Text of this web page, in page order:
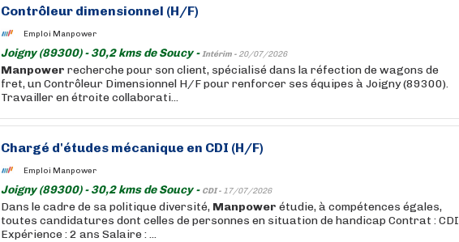
Contrôleur dimensionnel (H/F)
Emploi Manpower
Joigny (89300) - 30,2 kms de Soucy -Intérim - 20/07/2026
Manpower recherche pour son client, spécialisé dans la réfection de wagons de
fret, un Contrôleur Dimensionnel H/F pour renforcer ses équipes à Joigny (89300).
Travailler en étroite collaborati...
Chargé d'études mécanique en CDI (H/F)
Emploi Manpower
Joigny (89300) - 30,2 kms de Soucy - CDI - 17/07/2026
Dans le cadre de sa politique diversité, Manpower étudie, à compétences égales,
toutes candidatures dont celles de personnes en situation de handicap Contrat : CDI
Expérience : 2 ans Salaire : ...